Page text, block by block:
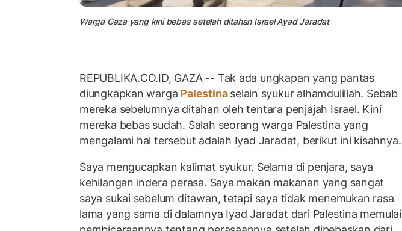
Warga Gaza yang kini bebas setelah ditahan Israel Ayad Jaradat
REPUBLIKA.CO.ID, GAZA -- Tak ada ungkapan yang pantas
diungkapkan warga Palestinaselain syukur alhamdulillah. Sebab
mereka sebelumnya ditahan oleh tentara penjajah Israel. Kini
mereka bebas sudah. Salah seorang warga Palestina yang
mengalami hal tersebut adalah Iyad Jaradat, berikut ini kisahnya.
Saya mengucapkan kalimat syukur. Selama di penjara, saya
kehilangan indera perasa. Saya makan makanan yang sangat
saya sukai sebelum ditawan, tetapi saya tidak menemukan rasa
lama yang sama di dalamnya Iyad Jaradat dari Palestina memulai